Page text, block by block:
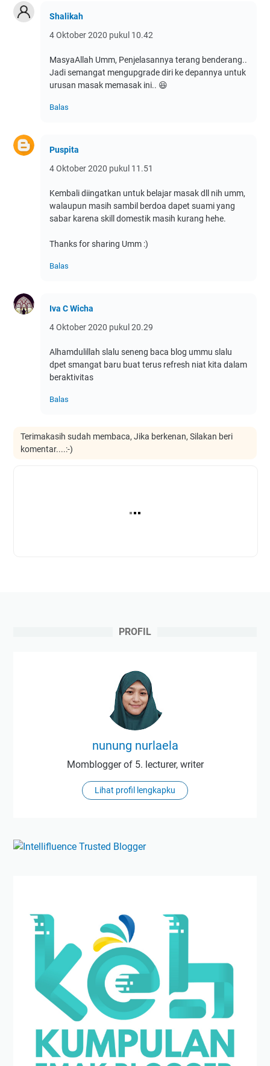
Shalikah
4 Oktober 2020 pukul 10.42
MasyaAllah Umm, Penjelasannya terang benderang..
Jadi semangat mengupgrade diri ke depannya untuk
urusan masak memasak ini.. 😆
Balas
Puspita
4 Oktober 2020 pukul 11.51
Kembali diingatkan untuk belajar masak dll nih umm,
walaupun masih sambil berdoa dapet suami yang
sabar karena skill domestik masih kurang hehe.
Thanks for sharing Umm :)
Balas
Iva C Wicha
4 Oktober 2020 pukul 20.29
Alhamdulillah slalu seneng baca blog ummu slalu
dpet smangat baru buat terus refresh niat kita dalam
beraktivitas
Balas
Terimakasih sudah membaca, Jika berkenan, Silakan beri
komentar....:-)
PROFIL
nunung nurlaela
Momblogger of 5. lecturer, writer
Lihat profil lengkapku